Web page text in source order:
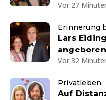
Vor 27
Erinnerung
Lars
Vor 32
Privatleben
Auf